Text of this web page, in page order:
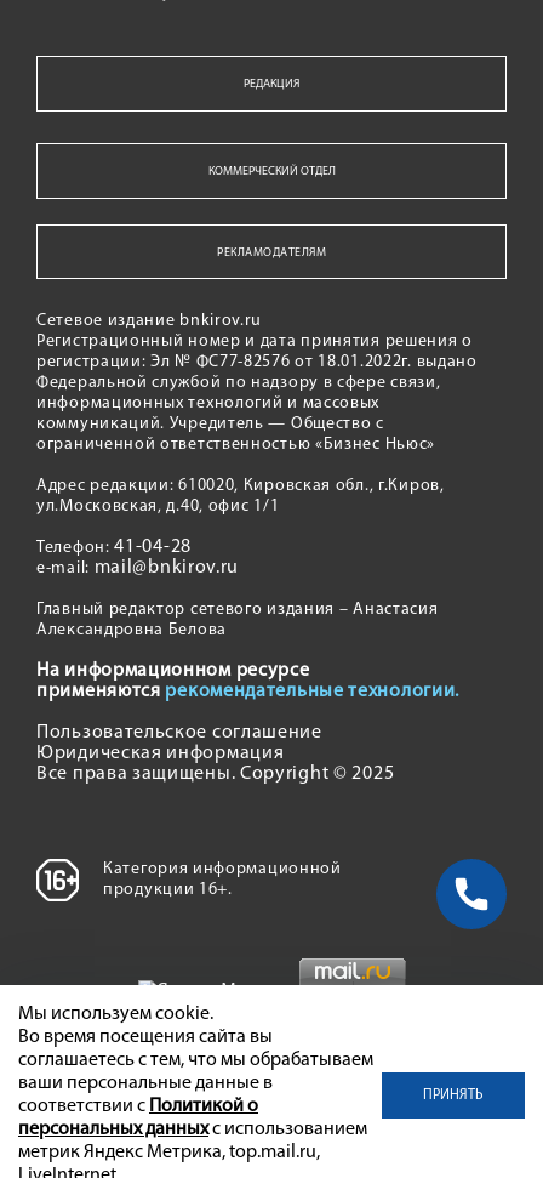
РЕДАКЦИЯ
КОММЕРЧЕСКИЙ ОТДЕЛ
РЕКЛАМОДАТЕЛЯМ
Сетевое издание bnkirov.ru
Регистрационный номер и дата принятия решения о
регистрации: Эл № ФС77-82576 от 18.01.2022г. выдано
Федеральной службой по надзору в сфере связи,
информационных технологий и массовых
коммуникаций. Учредитель — Общество с
ограниченной ответственностью «Бизнес Ньюс»
Адрес редакции: 610020, Кировская обл., г.Киров,
ул.Московская, д.40, офис 1/1
Телефон:41-04-28
e-mail: mail@bnkirov.ru
Главный редактор сетевого издания – Анастасия
Александровна Белова
На информационном ресурсе
применяются рекомендательные технологии.
Пользовательское соглашение
Юридическая информация
Все права защищены. Copyright © 2025
Категория информационной
продукции 16+.
Мы используем cookie.
Во время посещения сайта вы
соглашаетесь с тем, что мы обрабатываем
ваши персональные данные в
соответствии с Политикой о
персональных данныхс использованием
метрик Яндекс Метрика, top.mail.ru,
ПРИНЯТЬ